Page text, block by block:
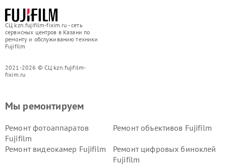
СЦ kzn.fujifilm-fixim.ru - сеть
сервисных центров в Казани по
ремонту и обслуживанию техники
Fujifilm
2021-2026 © СЦ kzn.fujifilm-
fixim.ru
Мы ремонтируем
Ремонт фотоаппаратов
Fujifilm
Ремонт объективов Fujifilm
Ремонт видеокамер Fujifilm
Ремонт цифровых биноклей
Fujifilm